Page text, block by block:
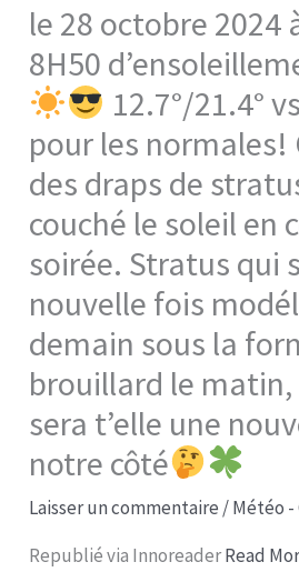
le 28 octobre 2024
8H50
12.7°/21.4°
pour les normales!
des draps de
couché le soleil en
soirée. Stratus qui
nouvelle fois
demain sous la
brouillard le matin,
sera t’elle une
notre côté
Laisser un commentaire /Météo
Republié via InnoreaderRead